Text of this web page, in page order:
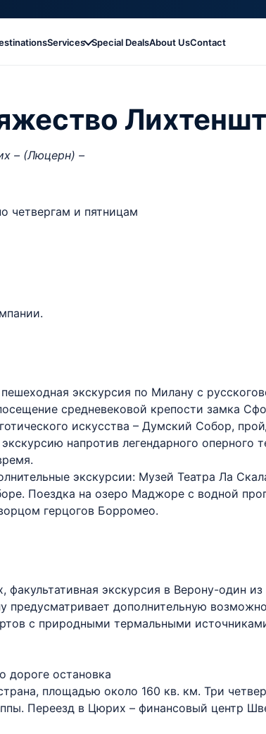
Services Special DealsAbout UsContact
– (Люцерн) –
четвергам и пятницам
экскурсия по Милану с
средневековой крепости замка
искусства – Думский Собор,
напротив легендарного оперного
экскурсии: Музей Театра Ла
Поездка на озеро Маджоре с водной
герцогов Борромео.
экскурсия в Верону-один
дополнительную
с природными термальными
дороге остановка
площадью около 160 кв. км. Три
Переезд в Цюрих – финансовый центр